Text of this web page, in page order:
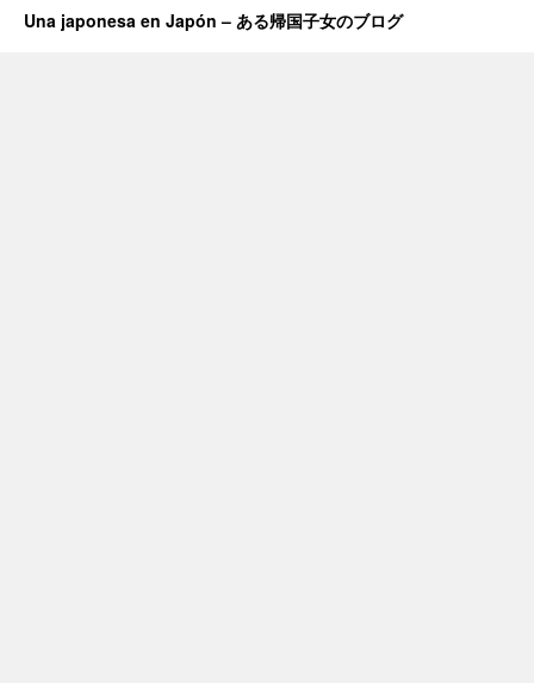
Una japonesa en Japón – ある帰国子女のブログ